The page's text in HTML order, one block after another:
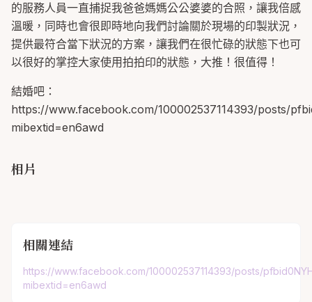
的服務人員一直捕捉我爸爸媽媽公公婆婆的合照，讓我倍感
溫暖，同時也會很即時地向我們討論關於現場的印製狀況，
提供最符合當下狀況的方案，讓我們在很忙碌的狀態下也可
以很好的掌控大家使用拍拍印的狀態，大推！很值得！
結婚吧：
https://www.facebook.com/100002537114393/posts/
mibextid=en6awd
相片
相關連結
https://www.facebook.com/100002537114393/posts/
mibextid=en6awd